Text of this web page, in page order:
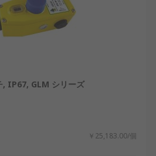
, IP67, GLM シリーズ
￥25,183.00/個